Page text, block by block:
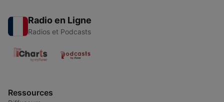
Radio en Ligne
Radios et Podcasts
Ressources